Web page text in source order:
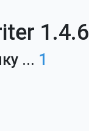
1.4.6
... 1